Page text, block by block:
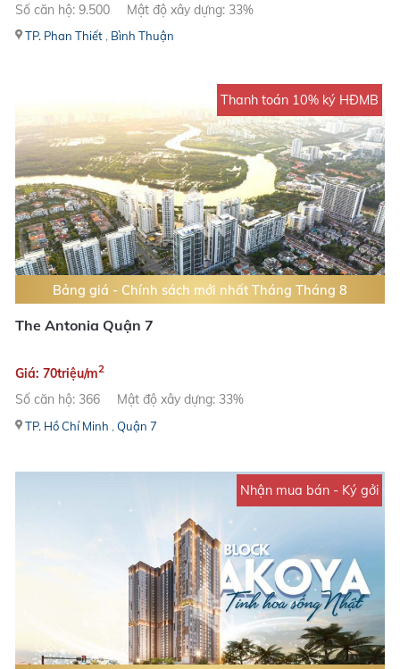
Số căn hộ: 9.500
Mật độ xây dựng: 33%
TP. Phan Thiết, Bình Thuận
Thanh toán 10% ký HĐMB
Bảng giá - Chính sách mới nhất Tháng Tháng 8
The Antonia Quận 7
Giá: 70triệu/m2
Số căn hộ: 366 Mật độ xây dựng: 33%
TP. Hồ Chí Minh , Quận 7
Nhận mua bán - Ký gởi